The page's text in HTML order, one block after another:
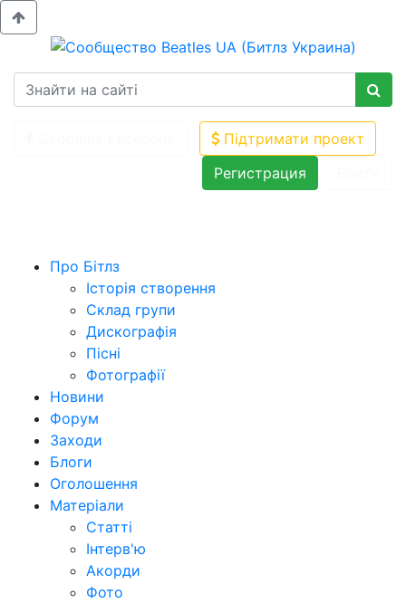
Підтримати проект
Регистрация
Про Бітлз
Історія створення
Склад групи
Дискографія
Пісні
Фотографії
Новини
Форум
Заходи
Блоги
Оголошення
Матеріали
Статті
Інтерв'ю
Акорди
Фото